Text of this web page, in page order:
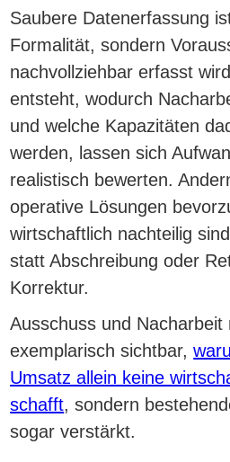
Saubere Datenerfassung
Formalität, sondern
nachvollziehbar erfasst
entsteht, wodurch
und welche Kapazitäten
werden, lassen sich
realistisch bewerten.
operative Lösungen
wirtschaftlich nachteilig
statt Abschreibung oder
Korrektur.
Ausschuss und Nacharbeit
exemplarisch sichtbar,
Umsatz allein keine
schafft, sondern
sogar verstärkt.